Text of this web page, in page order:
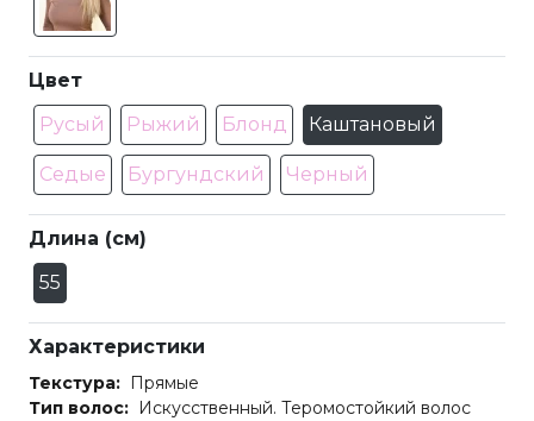
Цвет
Русый
Рыжий Блонд Каштановый
Седые Бургундский Черный
Длина (см)
55
Характеристики
Текстура:
Прямые
Тип волос:
Искусственный. Теромостойкий волос